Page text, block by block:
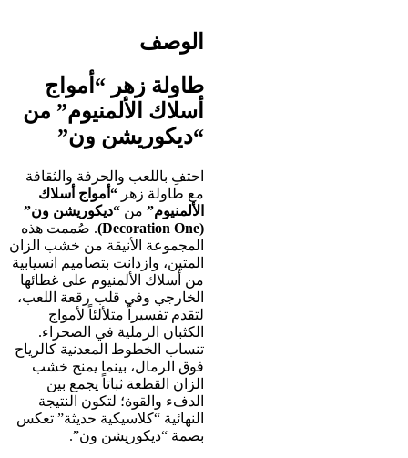
الوصف
طاولة زهر “أمواج
أسلاك الألمنيوم” من
“ديكوريشن ون”
احتفِ باللعب والحرفة والثقافة
مع طاولة زهر “أمواج أسلاك
الألمنيوم” من “ديكوريشن ون”
(Decoration One)
. صُممت هذه
المجموعة الأنيقة من خشب الزان
المتين، وازدانت بتصاميم انسيابية
من أسلاك الألمنيوم على غطائها
الخارجي وفي قلب رقعة اللعب،
لتقدم تفسيراً متلألئاً لأمواج
الكثبان الرملية في الصحراء.
تنساب الخطوط المعدنية كالرياح
فوق الرمال، بينما يمنح خشب
الزان القطعة ثباتاً يجمع بين
الدفء والقوة؛ لتكون النتيجة
النهائية “كلاسيكية حديثة” تعكس
بصمة “ديكوريشن ون”.